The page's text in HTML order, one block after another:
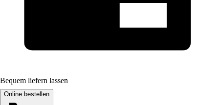
Bequem liefern lassen
Online bestellen